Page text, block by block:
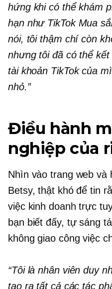
hứng khi có thể khám
hạn như TikTok Mua
nói, tôi thậm chí còn
nhưng tôi đã có thể
tài khoản TikTok của
nhỏ.”
Điều hành
nghiệp của
Nhìn vào trang web và
Betsy, thật khó để tin
việc kinh doanh trực
bạn biết đấy, tự sáng
không giao công việc
“Tôi là nhân viên duy
tạo ra tất cả các tác